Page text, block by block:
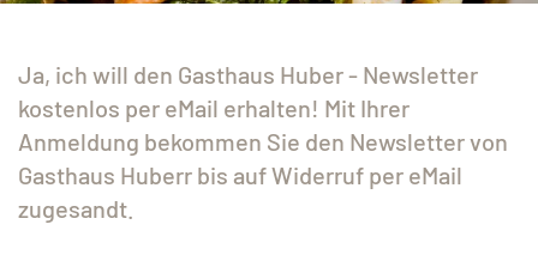
Ja, ich will den Gasthaus Huber - Newsletter
kostenlos per eMail erhalten! Mit Ihrer
Anmeldung bekommen Sie den Newsletter von
Gasthaus Huberr bis auf Widerruf per eMail
zugesandt.